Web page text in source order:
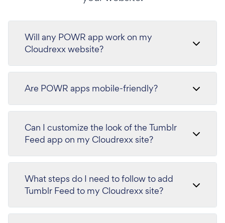
Will any POWR app work on my
Cloudrexx website?
Are POWR apps mobile-friendly?
Can I customize the look of the Tumblr
Feed app on my Cloudrexx site?
What steps do I need to follow to add
Tumblr Feed to my Cloudrexx site?